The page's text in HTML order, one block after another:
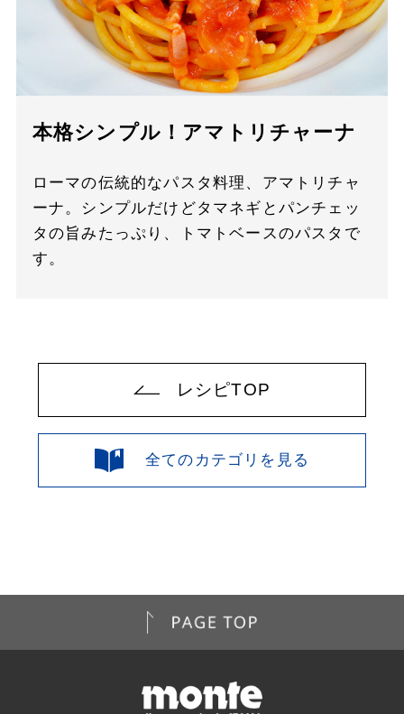
本格シンプル！アマトリチャーナ
ローマの伝統的なパスタ料理、アマトリチャ
ーナ。シンプルだけどタマネギとパンチェッ
タの旨みたっぷり、トマトベースのパスタで
す。
レシピTOP
全てのカテゴリを見る